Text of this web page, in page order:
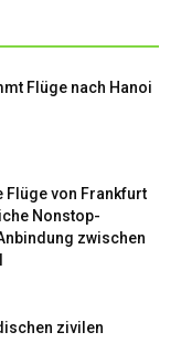
Flüge nach Hanoi
von Frankfurt
Nonstop-
zwischen
zivilen